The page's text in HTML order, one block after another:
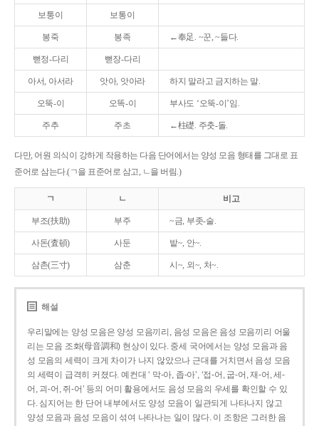
보퉁이 보통이
봉죽 봉족 ←奉足. ~꾼, ~들다.
뻗정-다리 뻗장-다리
아서, 아서라 앗아, 앗아라 하지 말라고 금지하는 말.
오뚝-이 오똑-이 부사도 ‘오뚝-이’임.
주추 주초 ←柱礎. 주춧-돌.
다만, 어원 의식이 강하게 작용하는 다음 단어에서는 양성 모음 형태를 그대로 표
준어로 삼는다.(ㄱ을 표준어로 삼고, ㄴ을 버림.)
ㄱ ㄴ 비고
부조(扶助) 부주 ~금, 부좃-술.
사돈(査頓) 사둔 밭~, 안~.
삼촌(三寸) 삼춘 시~, 외~, 처~.
해설
우리말에는 양성 모음은 양성 모음끼리, 음성 모음은 음성 모음끼리 어울
리는 모음 조화(母音調和) 현상이 있다. 중세 국어에서는 양성 모음과 음
성 모음의 세력이 크게 차이가 나지 않았으나 근대를 거치면서 음성 모음
의 세력이 급격히 커졌다. 예컨대 ‘ 막-아, 좁-아’, ‘접-어, 굽-어, 재-어, 세-
어, 괴-어, 쥐-어’ 등의 어미 활용에서도 음성 모음의 우세를 확인할 수 있
다. 심지어는 한 단어 내부에서도 양성 모음이 일관되게 나타나지 않고
양성 모음과 음성 모음이 섞여 나타나는 일이 많다. 이 조항은 그러한 음